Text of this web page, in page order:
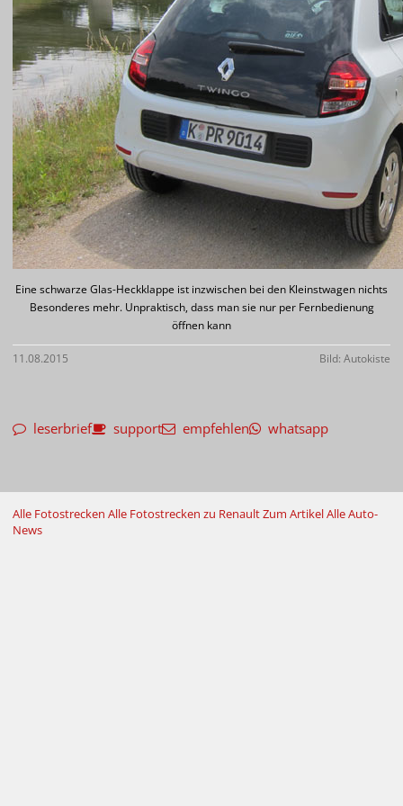
Eine schwarze Glas-Heckklappe ist inzwischen bei den Kleinstwagen nichts
Besonderes mehr. Unpraktisch, dass man sie nur per Fernbedienung
öffnen kann
11.08.2015 Bild: Autokiste
leserbrief support empfehlen whatsapp
Alle Fotostrecken Alle Fotostrecken zu RenaultZum ArtikelAlle Auto-
News